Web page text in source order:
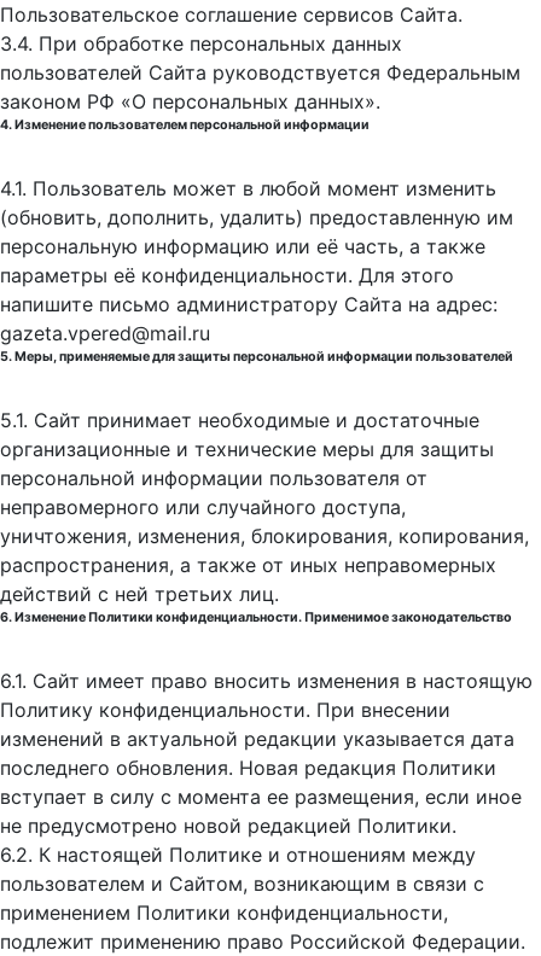
Пользовательское соглашение сервисов Сайта.
3.4. При обработке персональных данных
пользователей Сайта руководствуется Федеральным
законом РФ «О персональных данных».
4. Изменение пользователем персональной информации
4.1. Пользователь может в любой момент изменить
(обновить, дополнить, удалить) предоставленную им
персональную информацию или её часть, а также
параметры её конфиденциальности. Для этого
напишите письмо администратору Сайта на адрес:
gazeta.vpered@mail.ru
5. Меры, применяемые для защиты персональной информации пользователей
5.1. Сайт принимает необходимые и достаточные
организационные и технические меры для защиты
персональной информации пользователя от
неправомерного или случайного доступа,
уничтожения, изменения, блокирования, копирования,
распространения, а также от иных неправомерных
действий с ней третьих лиц.
6. Изменение Политики конфиденциальности. Применимое законодательство
6.1. Сайт имеет право вносить изменения в настоящую
Политику конфиденциальности. При внесении
изменений в актуальной редакции указывается дата
последнего обновления. Новая редакция Политики
вступает в силу с момента ее размещения, если иное
не предусмотрено новой редакцией Политики.
6.2. К настоящей Политике и отношениям между
пользователем и Сайтом, возникающим в связи с
применением Политики конфиденциальности,
подлежит применению право Российской Федерации.